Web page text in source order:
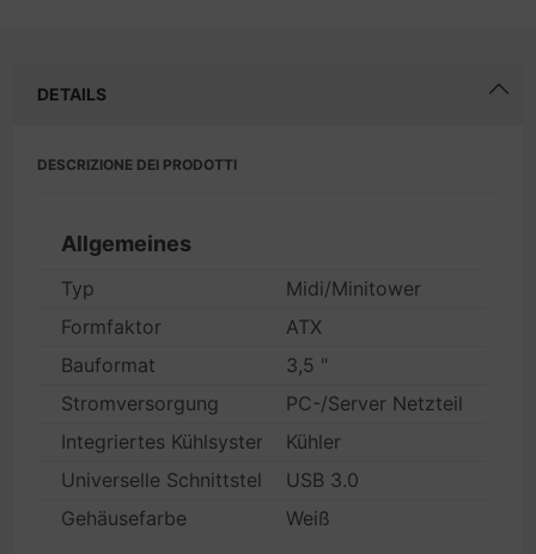
DETAILS
DESCRIZIONE DEI PRODOTTI
Allgemeines
Typ
Midi/Minitower
Formfaktor
ATX
Bauformat
3,5 "
Stromversorgung
PC-/Server Netzteil
Integriertes Kühlsystem
Kühler
Universelle SchnittstellenUSB 3.0
Gehäusefarbe
Weiß